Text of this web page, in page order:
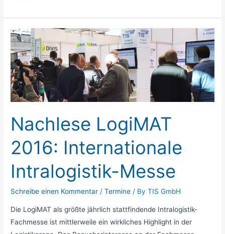
Nachlese LogiMAT
2016: Internationale
Intralogistik-Messe
Schreibe einen Kommentar /Termine / ByTIS GmbH
Die LogiMAT als größte jährlich stattfindende Intralogistik-
Fachmesse ist mittlerweile ein wirkliches Highlight in der
Nachlese
LogiMAT
2016:
Internationale
Intralogistik-
Messe